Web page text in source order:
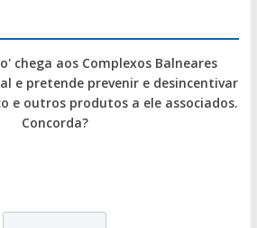
chega aos Complexos Balneares
e pretende prevenir e desincentivar
e outros produtos a ele associados.
Concorda?